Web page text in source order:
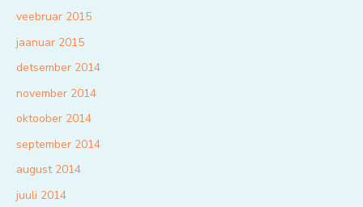
veebruar 2015
jaanuar 2015
detsember 2014
november 2014
oktoober 2014
september 2014
august 2014
juuli 2014